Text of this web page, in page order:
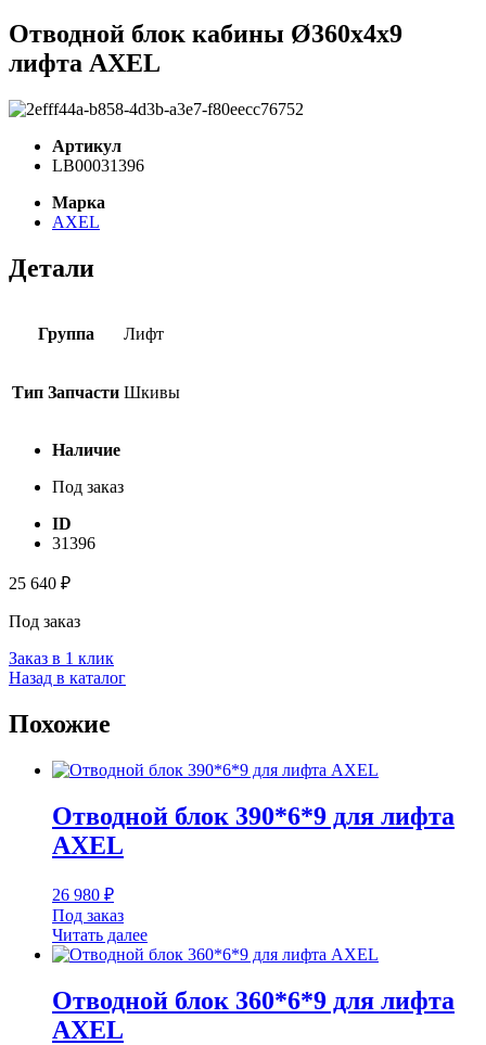
Отводной блок кабины Ø360x4x9
лифта AXEL
Артикул
LB00031396
Марка
AXEL
Детали
Группа Лифт
Тип Запчасти Шкивы
Наличие
Под заказ
ID
31396
25 640 ₽
Под заказ
Заказ в 1 клик
Назад в каталог
Похожие
Отводной блок 390*6*9 для лифта
AXEL
26 980 ₽
Под заказ
Читать далее
Отводной блок 360*6*9 для лифта
AXEL